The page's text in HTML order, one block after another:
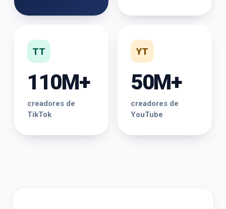
TT
110M+
creadores de
TikTok
YT
50M+
creadores de
YouTube